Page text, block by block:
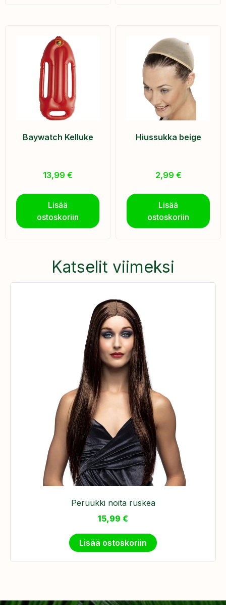
Baywatch Kelluke
13,99 €
Lisää
ostoskoriin
Hiussukka beige
2,99 €
Lisää
ostoskoriin
Katselit viimeksi
Peruukki noita ruskea
15,99 €
Lisää ostoskoriin